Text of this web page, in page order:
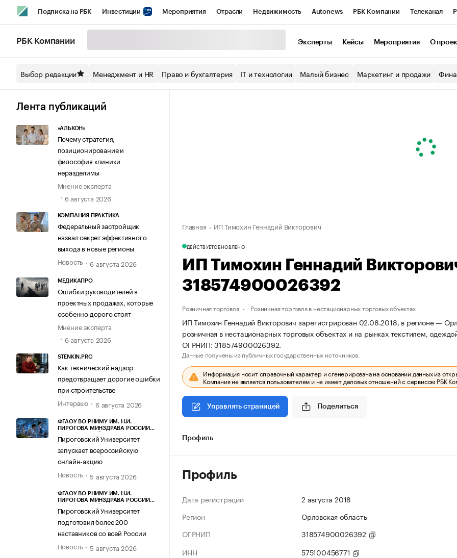
Подписка на РБК Инвестиции Мероприятия Отрасли Недвижимость Autonews РБК Компании Телеканал
Спецпроекты СПб Конференции СПб Спецпроекты Экономика Бизнес
Технологии и медиа
РБК Компании Эксперты Кейсы Мероприятия О
Выбор редакции Менеджмент и HR Право и бухгалтерия IT и технологии Малый бизнес Маркетинг и продажи
Лента публикаций
«АЛЬКОН»
Почему стратегия,
позиционирование и
философия клиники
неразделимы
Мнение эксперта
6 августа 2026
КОМПАНИЯ ПРАКТИКА
Федеральный застройщик
назвал секрет эффективного
выхода в новые регионы
Новость
6 августа 2026
МЕДИКАПРО
Ошибки руководителей в
проектных продажах, которые
особенно дорого стоят
Мнение эксперта
6 августа 2026
STENKIN.PRO
Как технический надзор
предотвращает дорогие ошибки
при строительстве
Интервью
6 августа 2026
ФГАОУ ВО РНИМУ ИМ. Н.И.
ПИРОГОВА МИНЗДРАВА РОССИИ
Пироговский Университет
запускает всероссийскую
онлайн-акцию
Новость
5 августа 2026
ФГАОУ ВО РНИМУ ИМ. Н.И.
ПИРОГОВА МИНЗДРАВА РОССИИ
Пироговский Университет
подготовил более 200
наставников со всей России
Новость
5 августа 2026
Главная ИП Тимохин Геннадий Викторович
ДЕЙСТВУЕТОБНОВЛЕНО
ИП Тимохин Геннадий
318574900026392
Розничная торговля Розничная торговля в нестационарных торговых объектах
ИП Тимохин Геннадий Викторович зарегистрирован 02.08.2018, в регионе —
розничная в нестационарных торговых объектах и на рынках текстилем,
ОГРНИП: 318574900026392.
Данные получены из публичных государственных источников.
Информация носит справочный характер и сгенерирована на основании данных из
Компания не является пользователем и не имеет деловых отношений с сервисом РБК
Управлять страницей Поделиться
Профиль
Профиль
Дата регистрации
2 августа 2018
Регион
Орловская область
ОГРНИП
318574900026392
ИНН
575100456771